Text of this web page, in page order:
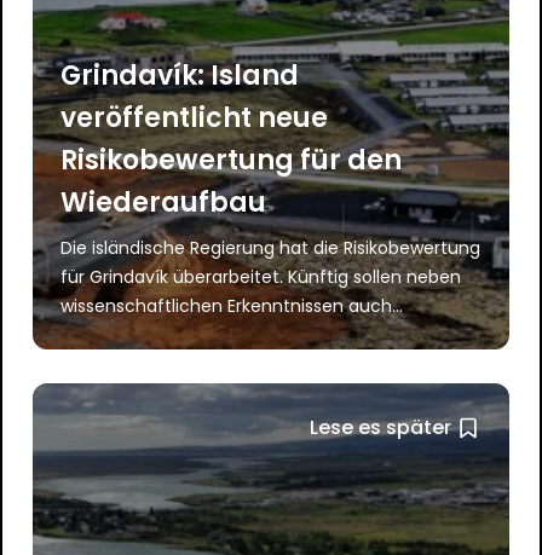
Grindavík: Island
veröffentlicht neue
Risikobewertung für den
Wiederaufbau
Die isländische Regierung hat die Risikobewertung
für Grindavík überarbeitet. Künftig sollen neben
wissenschaftlichen Erkenntnissen auch...
Lese es später